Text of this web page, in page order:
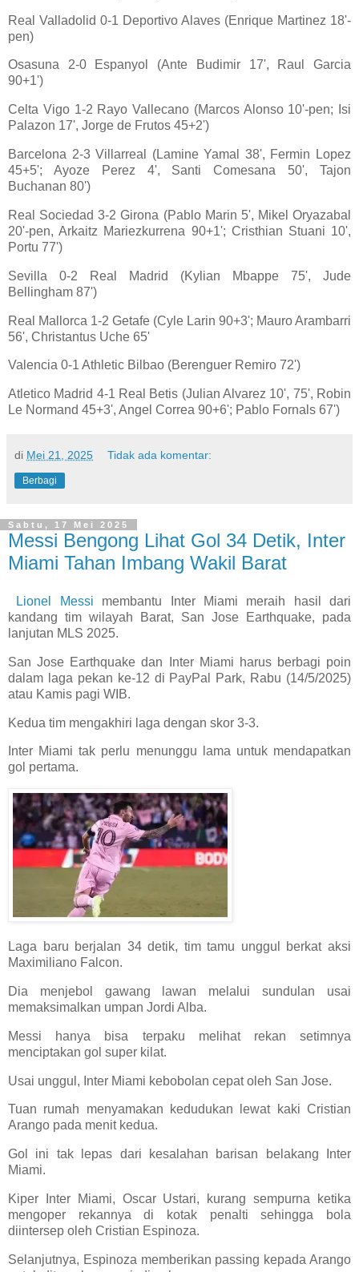
Real Valladolid 0-1 Deportivo Alaves (Enrique Martinez 18'-
pen)
Osasuna 2-0 Espanyol (Ante Budimir 17', Raul Garcia
90+1')
Celta Vigo 1-2 Rayo Vallecano (Marcos Alonso 10'-pen; Isi
Palazon 17', Jorge de Frutos 45+2')
Barcelona 2-3 Villarreal (Lamine Yamal 38', Fermin Lopez
45+5'; Ayoze Perez 4', Santi Comesana 50', Tajon
Buchanan 80')
Real Sociedad 3-2 Girona (Pablo Marin 5', Mikel Oryazabal
20'-pen, Arkaitz Mariezkurrena 90+1'; Cristhian Stuani 10',
Portu 77')
Sevilla 0-2 Real Madrid (Kylian Mbappe 75', Jude
Bellingham 87')
Real Mallorca 1-2 Getafe (Cyle Larin 90+3'; Mauro Arambarri
56', Christantus Uche 65'
Valencia 0-1 Athletic Bilbao (Berenguer Remiro 72')
Atletico Madrid 4-1 Real Betis (Julian Alvarez 10', 75', Robin
Le Normand 45+3', Angel Correa 90+6'; Pablo Fornals 67')
di Mei 21, 2025 Tidak ada komentar:
Berbagi
Sabtu, 17 Mei 2025
Messi Bengong Lihat Gol 34 Detik, Inter
Miami Tahan Imbang Wakil Barat
Lionel Messi membantu Inter Miami meraih hasil dari
kandang tim wilayah Barat, San Jose Earthquake, pada
lanjutan MLS 2025.
San Jose Earthquake dan Inter Miami harus berbagi poin
dalam laga pekan ke-12 di PayPal Park, Rabu (14/5/2025)
atau Kamis pagi WIB.
Kedua tim mengakhiri laga dengan skor 3-3.
Inter Miami tak perlu menunggu lama untuk mendapatkan
gol pertama.
Laga baru berjalan 34 detik, tim tamu unggul berkat aksi
Maximiliano Falcon.
Dia menjebol gawang lawan melalui sundulan usai
memaksimalkan umpan Jordi Alba.
Messi hanya bisa terpaku melihat rekan setimnya
menciptakan gol super kilat.
Usai unggul, Inter Miami kebobolan cepat oleh San Jose.
Tuan rumah menyamakan kedudukan lewat kaki Cristian
Arango pada menit kedua.
Gol ini tak lepas dari kesalahan barisan belakang Inter
Miami.
Kiper Inter Miami, Oscar Ustari, kurang sempurna ketika
mengoper rekannya di kotak penalti sehingga bola
diintersep oleh Cristian Espinoza.
Selanjutnya, Espinoza memberikan passing kepada Arango